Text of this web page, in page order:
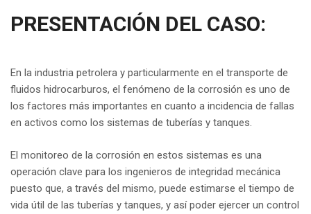
PRESENTACIÓN DEL CASO:
En la industria petrolera y particularmente en el transporte de
fluidos hidrocarburos, el fenómeno de la corrosión es uno de
los factores más importantes en cuanto a incidencia de fallas
en activos como los sistemas de tuberías y tanques.
El monitoreo de la corrosión en estos sistemas es una
operación clave para los ingenieros de integridad mecánica
puesto que, a través del mismo, puede estimarse el tiempo de
vida útil de las tuberías y tanques, y así poder ejercer un control